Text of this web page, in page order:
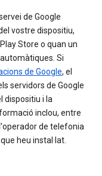
de Google
vostre dispositiu,
Store o quan un
Si
de Google, el
servidors de Google
dispositiu i la
inclou, entre
de telefonia
heu instal·lat.